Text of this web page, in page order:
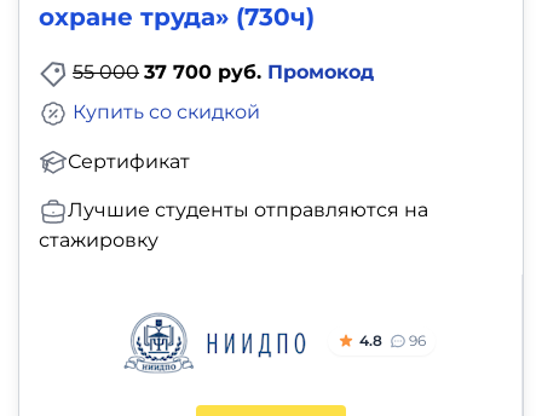
охране труда» (730ч)
55 000 37 700 руб. Промокод
Сертификат
Купить со скидкой
Лучшие студенты отправляются на
стажировку
4.8 96